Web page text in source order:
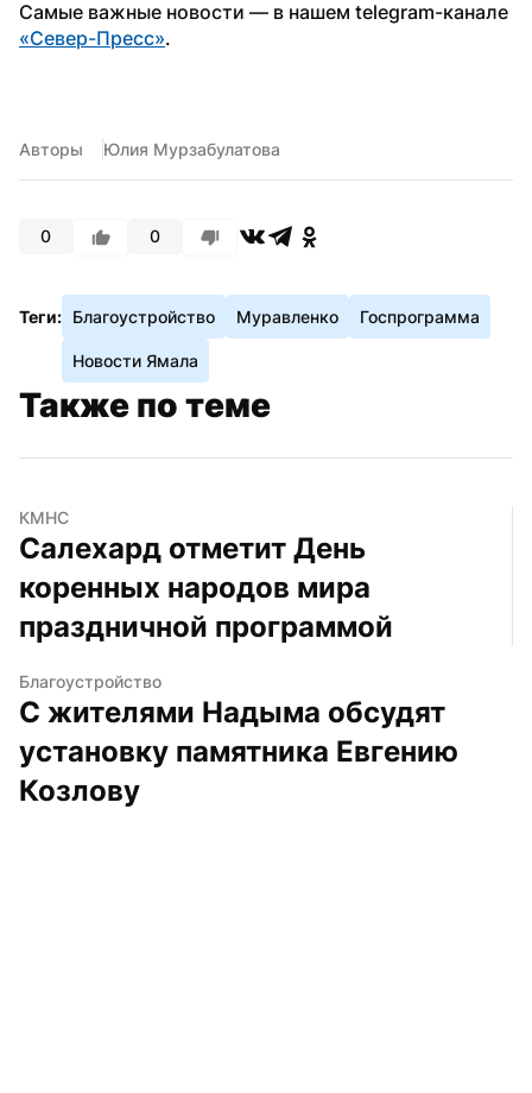
«Север-Пресс».
Авторы Юлия Мурзабулатова
0 0
Теги: Благоустройство Муравленко Госпрограмма
Новости Ямала
Также по теме
КМНС
Салехард отметит День
коренных народов мира
праздничной программой
Благоустройство
С жителями Надыма обсудят
установку памятника Евгению
Козлову